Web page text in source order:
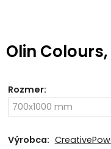
Olin
Rozmer:
Výrobca: